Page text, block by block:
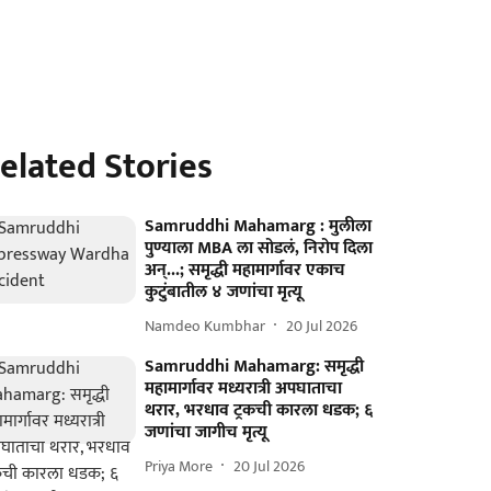
Stories
Samruddhi Mahamarg : मुलीला
पुण्याला MBA ला सोडलं, निरोप दिला
अन्...; समृद्धी महामार्गावर एकाच
कुटुंबातील ४ जणांचा मृत्यू
Namdeo Kumbhar 20 Jul 2026
Samruddhi Mahamarg: समृद्धी
महामार्गावर मध्यरात्री अपघाताचा
थरार, भरधाव ट्रकची कारला धडक; ६
जणांचा जागीच मृत्यू
Priya More 20 Jul 2026